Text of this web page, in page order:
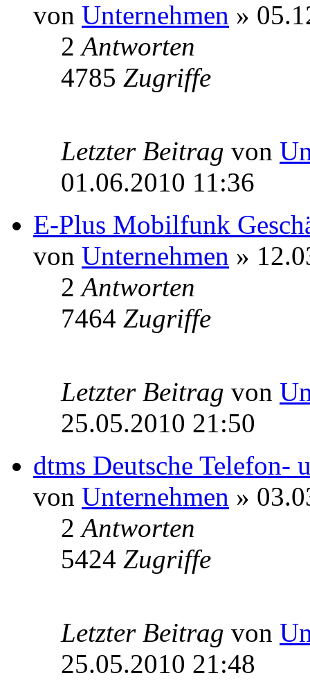
von Unternehmen »
2Antworten
4785 Zugriffe
Letzter Beitrag von
01.06.2010 11:36
E-Plus Mobilfunk
von Unternehmen »
2Antworten
7464 Zugriffe
Letzter Beitrag von
25.05.2010 21:50
dtms Deutsche Telefon-
von Unternehmen »
2Antworten
5424 Zugriffe
Letzter Beitrag von
25.05.2010 21:48